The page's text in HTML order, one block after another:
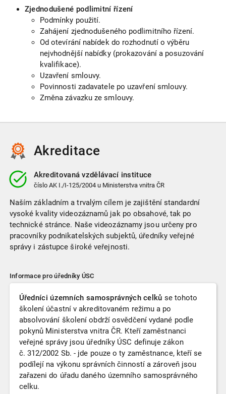
Zjednodušené podlimitní řízení
Podmínky použití.
Zahájení zjednodušeného podlimitního řízení.
Od otevírání nabídek do rozhodnutí o výběru
nejvhodnější nabídky (prokazování a posuzování
kvalifikace).
Uzavření smlouvy.
Povinnosti zadavatele po uzavření smlouvy.
Změna závazku ze smlouvy.
Akreditace
Akreditovaná vzdělávací instituce
číslo AK I./I-125/2004u Ministerstva vnitra ČR
Naším základním a trvalým cílem je zajištění standardní
vysoké kvality videozáznamů jak po obsahové, tak po
technické stránce. Naše videozáznamy jsou určeny pro
pracovníky podnikatelských subjektů, úředníky veřejné
správy i zástupce široké veřejnosti.
Informace pro úředníky ÚSC
Úředníci územních samosprávných celků se tohoto
školení účastní v akreditovaném režimu a po
absolvování školení obdrží osvědčení vydané podle
pokynů Ministerstva vnitra ČR. Kteří zaměstnanci
veřejné správy jsou úředníky ÚSC definuje zákon
č. 312/2002 Sb. - jde pouze o ty zaměstnance, kteří se
podílejí na výkonu správních činností a zároveň jsou
zařazeni do úřadu daného územního samosprávného
celku.